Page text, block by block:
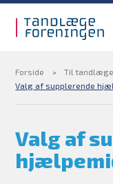
Til tandlæger
Medlemsfordele
Om foreningen
Forside Til
Valg af supplerende
Valg af